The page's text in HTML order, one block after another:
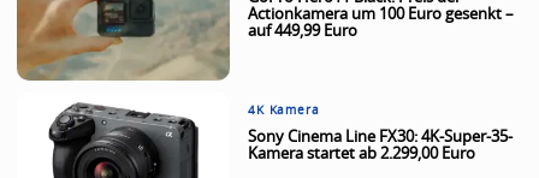
Actionkamera um 100 Euro gesenkt –
auf 449,99 Euro
4K Kamera
Sony Cinema Line FX30: 4K-Super-35-
Kamera startet ab 2.299,00 Euro